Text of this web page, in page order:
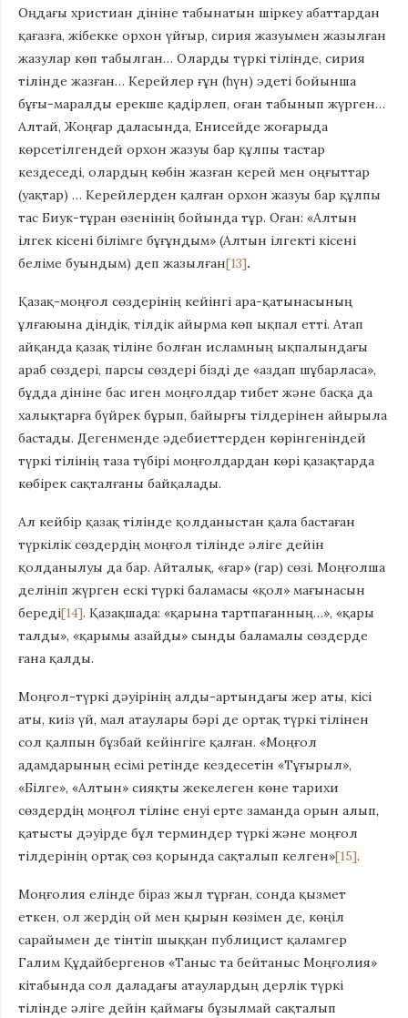
Оңдағы христиан дініне табынатын шіркеу абаттардан
қағазға, жібекке орхон үйғыр, сирия жазуымен жазылған
жазулар көп табылган… Оларды түркі тілінде, сирия
тілінде жазған… Керейлер ғұн (һүн) эдеті бойынша
бұғы-маралды ерекше қадірлеп, оған табынып жүрген…
Алтай, Жоңғар даласында, Енисейде жоғарыда
көрсетілгендей орхон жазуы бар құлпы тастар
кездеседі, олардың көбін жазған керей мен оңғыттар
(уақтар) … Керейлерден қалған орхон жазуы бар құлпы
тас Биук-тұран өзенінің бойында тұр. Оған: «Алтын
ілгек кісені білімге бұғұндым» (Алтын ілгекті кісені
беліме буындым) деп жазылған[13].
Қазақ-моңғол сөздерінің кейінгі ара-қатынасының
ұлғаюына діндік, тілдік айырма көп ықпал етті. Атап
айқанда қазақ тіліне болған исламның ықпалындағы
араб сөздері, парсы сөздері бізді де «аздап шұбарласа»,
бұдда дініне бас иген моңғолдар тибет және басқа да
халықтарға бүйрек бұрып, байырғы тілдерінен айырыла
бастады. Дегенменде әдебиеттерден көрінгеніндей
түркі тілінің таза түбірі моңғолдардан көрі қазақтарда
көбірек сақталғаны байқалады.
Ал кейбір қазақ тілінде қолданыстан қала бастаған
түркілік сөздердің моңғол тілінде әліге дейін
қолданылуы да бар. Айталық, «ғар» (гар) сөзі. Моңғолша
делініп жүрген ескі түркі баламасы «қол» мағынасын
береді[14]. Қазақшада: «қарына тартпағанның…», «қары
талды», «қарымы азайды» сынды баламалы сөздерде
ғана қалды.
Моңғол-түркі дәуірінің алды-артындағы жер аты, кісі
аты, киіз үй, мал атаулары бәрі де ортақ түркі тілінен
сол қалпын бұзбай кейінгіге қалған. «Моңғол
адамдарының есімі ретінде кездесетін «Тұғырыл»,
«Білге», «Алтын» сияқты жекелеген көне тарихи
сөздердің моңғол тіліне енуі ерте заманда орын алып,
қатысты дәуірде бұл терминдер түркі және моңғол
тілдерінің ортақ сөз қорында сақталып келген»[15].
Моңғолия елінде біраз жыл тұрған, сонда қызмет
еткен, ол жердің ой мен қырын көзімен де, көңіл
сарайымен де тінтіп шыққан публицист қаламгер
Галим Құдайбергенов «Таныс та бейтаныс Моңғолия»
кітабында сол даладағы атаулардың дерлік түркі
тілінде әліге дейін қаймағы бұзылмай сақталып